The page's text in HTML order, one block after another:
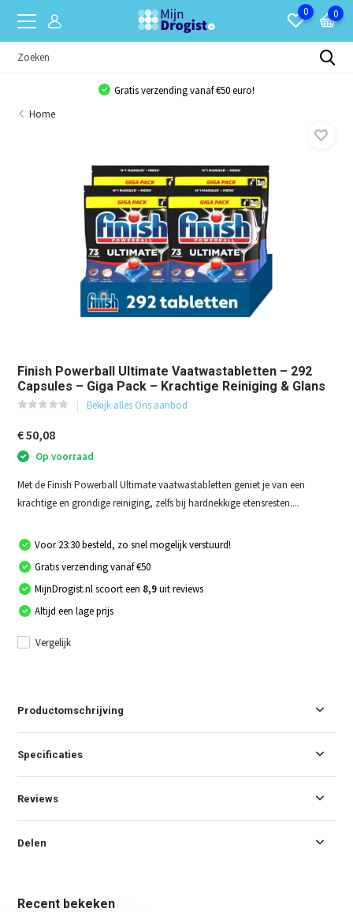
0 0
Gratis verzending vanaf €50 euro!
Home
Finish Powerball Ultimate Vaatwastabletten – 292
Capsules – Giga Pack – Krachtige Reiniging & Glans
Bekijk alles Ons aanbod
€ 50,08
Op voorraad
Met de Finish Powerball Ultimate vaatwastabletten geniet je van een
krachtige en grondige reiniging, zelfs bij hardnekkige etensresten....
Voor 23:30 besteld, zo snel mogelijk verstuurd!
Gratis verzending vanaf €50
MijnDrogist.nl scoort een 8,9uit reviews
Altijd een lage prijs
Vergelijk
Productomschrijving
Specificaties
Reviews
Delen
Recent bekeken